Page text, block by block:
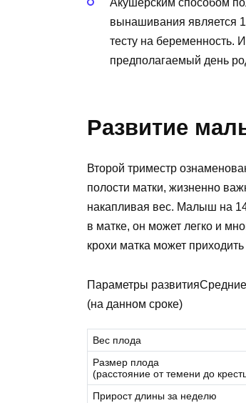
Акушерским способом
вынашивания является
тесту на беременность.
предполагаемый день
Развитие
Второй триместр
полости матки, жизненно
накапливая вес. Малыш на
в матке, он может легко и
крохи матка может
Параметры
(на данном сроке)
Вес плода
Размер плода
(расстояние от темени до
Прирост длины за неделю